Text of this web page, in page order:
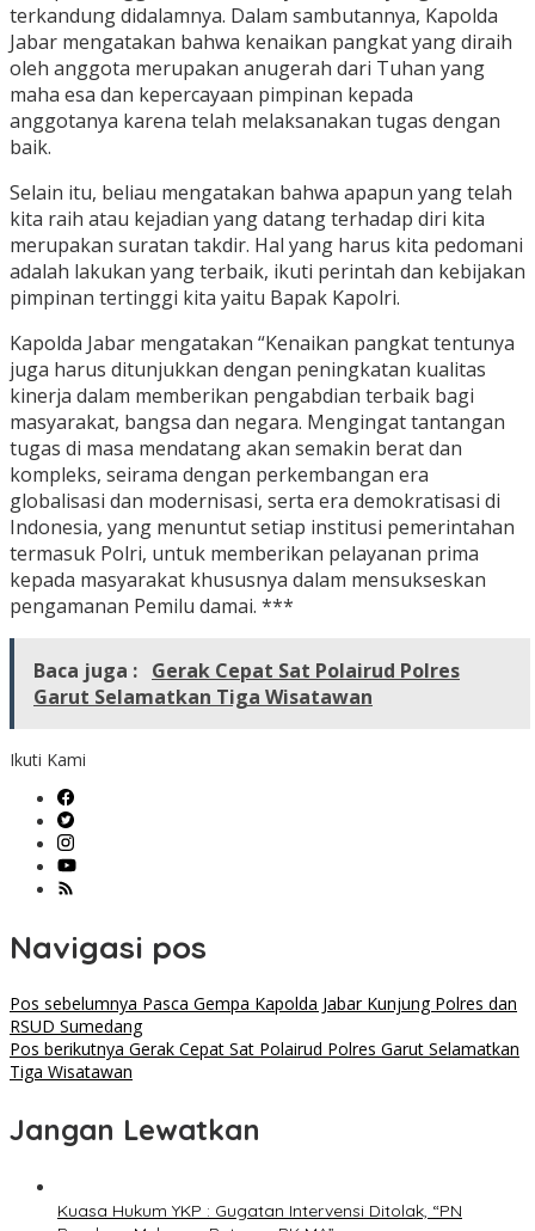
terkandung didalamnya. Dalam sambutannya, Kapolda
Jabar mengatakan bahwa kenaikan pangkat yang diraih
oleh anggota merupakan anugerah dari Tuhan yang
maha esa dan kepercayaan pimpinan kepada
anggotanya karena telah melaksanakan tugas dengan
baik.
Selain itu, beliau mengatakan bahwa apapun yang telah
kita raih atau kejadian yang datang terhadap diri kita
merupakan suratan takdir. Hal yang harus kita pedomani
adalah lakukan yang terbaik, ikuti perintah dan kebijakan
pimpinan tertinggi kita yaitu Bapak Kapolri.
Kapolda Jabar mengatakan “Kenaikan pangkat tentunya
juga harus ditunjukkan dengan peningkatan kualitas
kinerja dalam memberikan pengabdian terbaik bagi
masyarakat, bangsa dan negara. Mengingat tantangan
tugas di masa mendatang akan semakin berat dan
kompleks, seirama dengan perkembangan era
globalisasi dan modernisasi, serta era demokratisasi di
Indonesia, yang menuntut setiap institusi pemerintahan
termasuk Polri, untuk memberikan pelayanan prima
kepada masyarakat khususnya dalam mensukseskan
pengamanan Pemilu damai. ***
Baca juga : Gerak Cepat Sat Polairud Polres
Garut Selamatkan Tiga Wisatawan
Ikuti Kami
Navigasi pos
Pos sebelumnya Pasca Gempa Kapolda Jabar Kunjung Polres dan
RSUD Sumedang
Pos berikutnya Gerak Cepat Sat Polairud Polres Garut Selamatkan
Tiga Wisatawan
Jangan Lewatkan
Kuasa Hukum YKP : Gugatan Intervensi Ditolak, “PN